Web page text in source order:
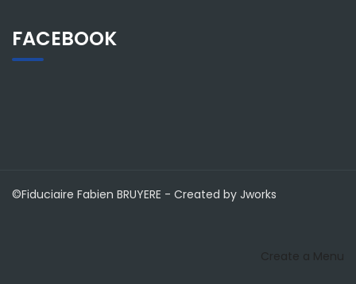
FACEBOOK
©Fiduciaire Fabien BRUYERE - Created by Jworks
Create a Menu